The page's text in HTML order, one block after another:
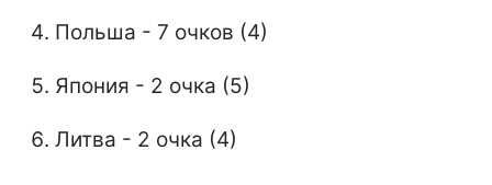
Польша - 7 очков (4)
Япония - 2 очка (5)
Литва - 2 очка (4)